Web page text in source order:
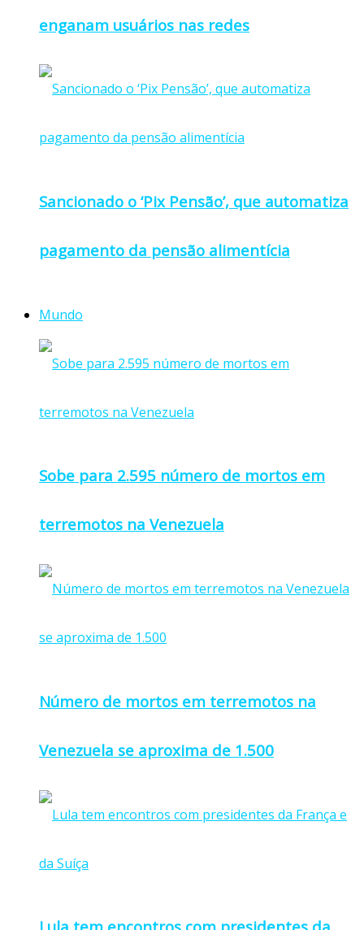
enganam usuários nas redes
Sancionado o ‘Pix Pensão’, que automatiza
pagamento da pensão alimentícia
Mundo
Sobe para 2.595 número de mortos em
terremotos na Venezuela
Número de mortos em terremotos na
Venezuela se aproxima de 1.500